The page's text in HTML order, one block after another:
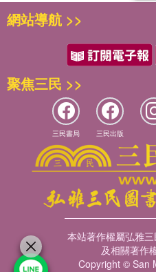
網站導航 >>
聚焦三民 >>
三民書局 三民出版
本站著作權屬弘雅
及相關著作
Copyright © San